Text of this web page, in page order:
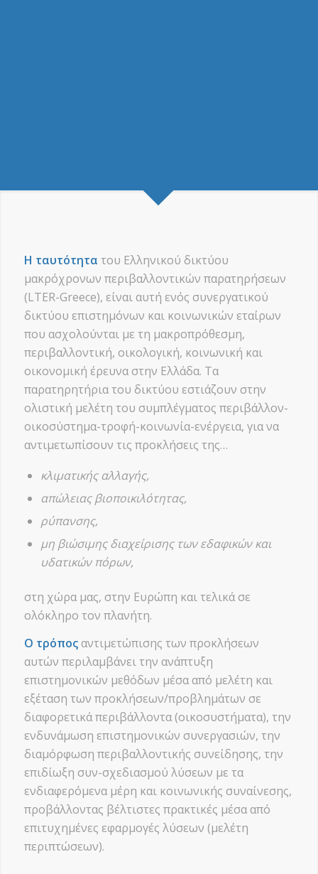
Η ταυτότητα του Ελληνικού δικτύου
μακρόχρονων περιβαλλοντικών παρατηρήσεων
(LTER-Greece), είναι αυτή ενός συνεργατικού
δικτύου επιστημόνων και κοινωνικών εταίρων
που ασχολούνται με τη μακροπρόθεσμη,
περιβαλλοντική, οικολογική, κοινωνική και
οικονομική έρευνα στην Ελλάδα. Τα
παρατηρητήρια του δικτύου εστιάζουν στην
ολιστική μελέτη του συμπλέγματος περιβάλλον-
οικοσύστημα-τροφή-κοινωνία-ενέργεια, για να
αντιμετωπίσουν τις προκλήσεις της…
κλιματικής αλλαγής,
απώλειας βιοποικιλότητας,
ρύπανσης,
μη βιώσιμης διαχείρισης των εδαφικών και
υδατικών πόρων,
στη χώρα μας, στην Ευρώπη και τελικά σε
ολόκληρο τον πλανήτη.
Ο τρόποςαντιμετώπισης των προκλήσεων
αυτών περιλαμβάνει την ανάπτυξη
επιστημονικών μεθόδων μέσα από μελέτη και
εξέταση των προκλήσεων/προβλημάτων σε
διαφορετικά περιβάλλοντα (οικοσυστήματα), την
ενδυνάμωση επιστημονικών συνεργασιών, την
διαμόρφωση περιβαλλοντικής συνείδησης, την
επιδίωξη συν-σχεδιασμού λύσεων με τα
ενδιαφερόμενα μέρη και κοινωνικής συναίνεσης,
προβάλλοντας βέλτιστες πρακτικές μέσα από
επιτυχημένες εφαρμογές λύσεων (μελέτη
περιπτώσεων).